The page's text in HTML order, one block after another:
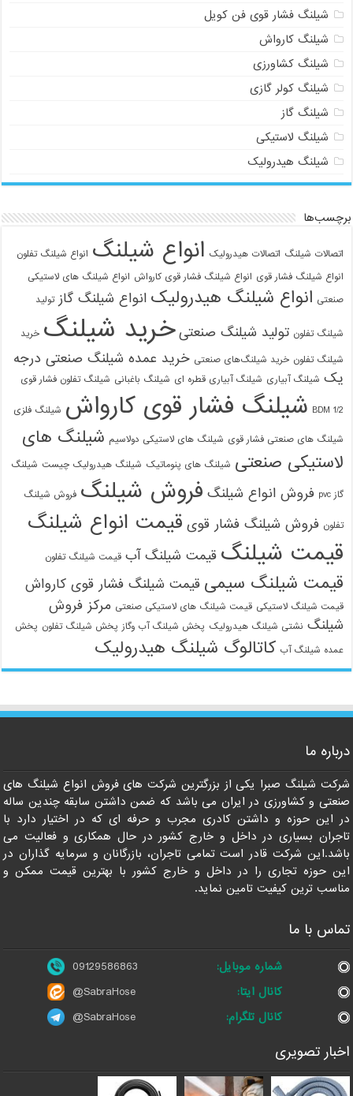
شیلنگ فشار قوی فن کویل
شیلنگ کارواش
شیلنگ کشاورزی
شیلنگ کولر گازی
شیلنگ گاز
شیلنگ لاستیکی
شیلنگ هیدرولیک
برچسب‌ها
اتصالات شیلنگ اتصالات هیدرولیک انواع شیلنگ انواع شیلنگ تفلون
انواع شیلنگ فشار قوی انواع شیلنگ فشار قوی کارواش انواع شیلنگ های لاستیکی
صنعتی انواع شیلنگ هیدرولیک انواع شیلنگ گاز تولید
شیلنگ تفلون تولید شیلنگ صنعتی خرید شیلنگ خرید
شیلنگ تفلون خرید شیلنگ‌های صنعتی خرید عمده شیلنگ صنعتی درجه
یک شیلنگ آبیاری شیلنگ آبیاری قطره ای شیلنگ باغبانی شیلنگ تفلون فشار قوی
1/2 BDM شیلنگ فشار قوی کارواش شیلنگ فلزی
شیلنگ های صنعتی فشار قوی شیلنگ های لاستیکی دولاسیم شیلنگ های
لاستیکی صنعتی شیلنگ های پنوماتیک شیلنگ هیدرولیک چیست شیلنگ
گاز pvc فروش انواع شیلنگ فروش شیلنگ فروش شیلنگ
تفلون فروش شیلنگ فشار قوی قیمت انواع شیلنگ
قیمت شیلنگ قیمت شیلنگ آب قیمت شیلنگ تفلون
قیمت شیلنگ سیمی قیمت شیلنگ فشار قوی کارواش
قیمت شیلنگ لاستیکی قیمت شیلنگ های لاستیکی صنعتی مرکز فروش
شیلنگ نشتی شیلنگ هیدرولیک پخش شیلنگ آب وگاز پخش شیلنگ تفلون پخش
عمده شیلنگ آب کاتالوگ شیلنگ هیدرولیک
درباره ما
شرکت شیلنگ صبرا یکی از بزرگترین شرکت های فروش انواع شیلنگ های
صنعتی و کشاورزی در ایران می باشد که ضمن داشتن سابقه چندین ساله
در این حوزه و داشتن کادری مجرب و حرفه ای که در اختیار دارد با
تاجران بسیاری در داخل و خارج کشور در حال همکاری و فعالیت می
باشد.این شرکت قادر است تمامی تاجران، بازرگانان و سرمایه گذاران در
این حوزه تجاری را در داخل و خارج کشور با بهترین قیمت ممکن و
مناسب ترین کیفیت تامین نماید.
تماس با ما
شماره موبایل:
09129586863
کانال ایتا:
@SabraHose
کانال تلگرام:
@SabraHose
اخبار تصویری
09129586863